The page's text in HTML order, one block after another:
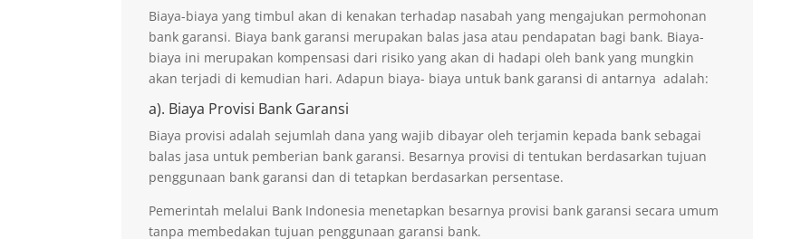
Biaya-biaya yang timbul akan di kenakan terhadap nasabah yang mengajukan permohonan
bank garansi. Biaya bank garansi merupakan balas jasa atau pendapatan bagi bank. Biaya-
biaya ini merupakan kompensasi dari risiko yang akan di hadapi oleh bank yang mungkin
akan terjadi di kemudian hari. Adapun biaya- biaya untuk bank garansi di antarnya adalah:
a). Biaya Provisi Bank Garansi
Biaya provisi adalah sejumlah dana yang wajib dibayar oleh terjamin kepada bank sebagai
balas jasa untuk pemberian bank garansi. Besarnya provisi di tentukan berdasarkan tujuan
penggunaan bank garansi dan di tetapkan berdasarkan persentase.
Pemerintah melalui Bank Indonesia menetapkan besarnya provisi bank garansi secara umum
tanpa membedakan tujuan penggunaan garansi bank.